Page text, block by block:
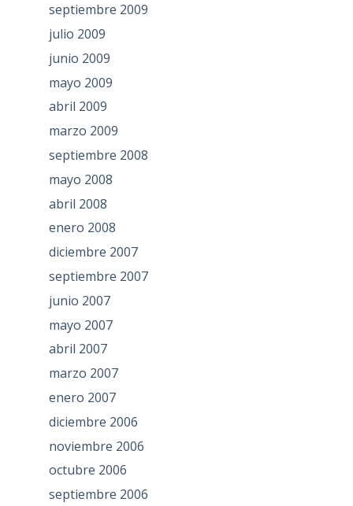
septiembre 2009
julio 2009
junio 2009
mayo 2009
abril 2009
marzo 2009
septiembre 2008
mayo 2008
abril 2008
enero 2008
diciembre 2007
septiembre 2007
junio 2007
mayo 2007
abril 2007
marzo 2007
enero 2007
diciembre 2006
noviembre 2006
octubre 2006
septiembre 2006